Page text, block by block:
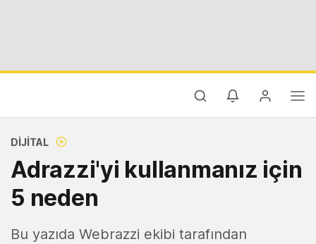
DIJITAL
Adrazzi'yi kullanmanız için
5 neden
Bu yazıda Webrazzi ekibi tarafından